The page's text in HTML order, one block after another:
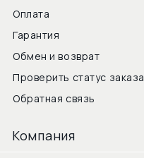
Оплата
Гарантия
Обмен и возврат
Проверить статус заказа
Обратная связь
Компания